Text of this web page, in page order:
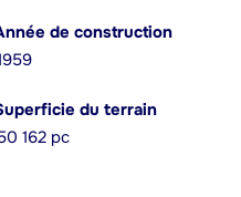
de construction
du terrain
162 pc